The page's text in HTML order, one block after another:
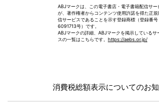
ABJマークは、この電子書店・電子書籍配信サー
が、著作権者からコンテンツ使用許諾を得た正規
信サービスであることを示す登録商標（登録番号
6091713号）です。
ABJマークの詳細、ABJマークを掲示しているサ
スの一覧はこちらです。 https://aebs.or.jp/
消費税総額表示についてのお